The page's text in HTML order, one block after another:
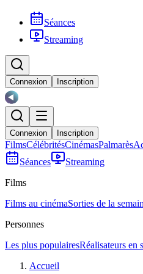
Séances
Streaming
Connexion Inscription
Connexion Inscription
FilmsCélébritésCinémasPalmarès
Séances
Streaming
Films
Films au cinémaSorties de la
Personnes
Les plus populairesRéalisateurs en
Accueil